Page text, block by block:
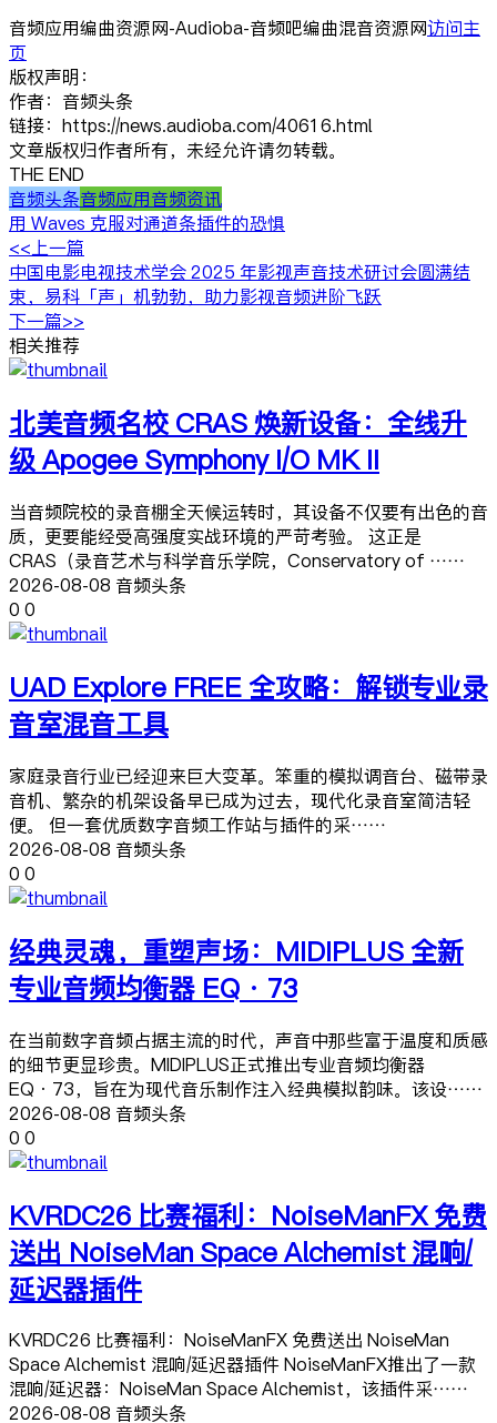
音频应用编曲资源网-Audioba-音频吧编曲混音资源网访问主
页
版权声明：
作者：音频头条
链接：https://news.audioba.com/40616.html
文章版权归作者所有，未经允许请勿转载。
THE END
音频头条音频应用音频资讯
用 Waves 克服对通道条插件的恐惧
<<上一篇
中国电影电视技术学会 2025 年影视声音技术研讨会圆满结
束，易科「声」机勃勃，助力影视音频进阶飞跃
下一篇>>
相关推荐
北美音频名校 CRAS 焕新设备：全线升
级 Apogee Symphony I/O MK II
当音频院校的录音棚全天候运转时，其设备不仅要有出色的音
质，更要能经受高强度实战环境的严苛考验。 这正是
CRAS（录音艺术与科学音乐学院，Conservatory of ……
2026-08-08 音频头条
0 0
UAD Explore FREE 全攻略：解锁专业录
音室混音工具
家庭录音行业已经迎来巨大变革。笨重的模拟调音台、磁带录
音机、繁杂的机架设备早已成为过去，现代化录音室简洁轻
便。 但一套优质数字音频工作站与插件的采……
2026-08-08 音频头条
0 0
经典灵魂，重塑声场：MIDIPLUS 全新
专业音频均衡器 EQ·73
在当前数字音频占据主流的时代，声音中那些富于温度和质感
的细节更显珍贵。MIDIPLUS正式推出专业音频均衡器
EQ·73，旨在为现代音乐制作注入经典模拟韵味。该设……
2026-08-08 音频头条
0 0
KVRDC26 比赛福利：NoiseManFX 免费
送出 NoiseMan Space Alchemist 混响/
延迟器插件
KVRDC26 比赛福利：NoiseManFX 免费送出 NoiseMan
Space Alchemist 混响/延迟器插件 NoiseManFX推出了一款
混响/延迟器：NoiseMan Space Alchemist，该插件采……
2026-08-08 音频头条